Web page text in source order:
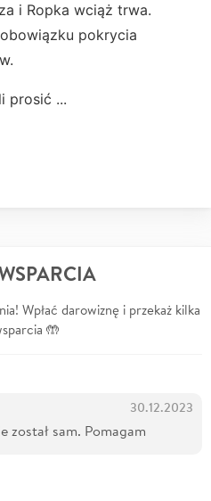
i Ropka wciąż trwa.
pokrycia
prosić ...
Wpłać darowiznę i przekaż kilka
🤲
30.12.2023
został sam. Pomagam